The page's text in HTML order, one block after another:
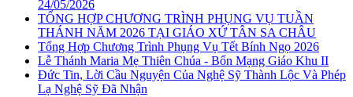
24/05/2026
TỔNG HỢP CHƯƠNG TRÌNH PHỤNG VỤ TUẦN
THÁNH NĂM 2026 TẠI GIÁO XỨ TÂN SA CHÂU
Tổng Hợp Chương Trình Phụng Vụ Tết Bính Ngọ 2026
Lễ Thánh Maria Mẹ Thiên Chúa - Bổn Mạng Giáo Khu II
Đức Tin, Lời Cầu Nguyện Của Nghệ Sỹ Thành Lộc Và Phép
Lạ Nghệ Sỹ Đã Nhận